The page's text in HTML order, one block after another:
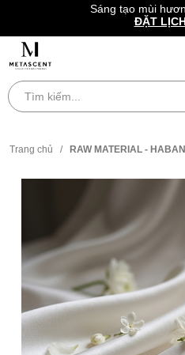
Sáng tạo mùi
ĐẶT
Trang chủ / RAW MATERIAL -